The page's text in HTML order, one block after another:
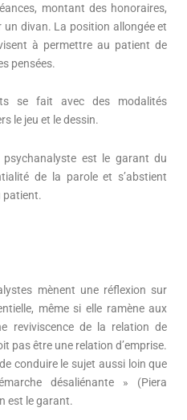
montant des honoraires,
divan. La position allongée et
à permettre au patient de
pensées.
se fait avec des modalités
le jeu et le dessin.
est le garant du
de la parole et s’abstient
patient.
mènent une réflexion sur
même si elle ramène aux
reviviscence de la relation de
pas être une relation d’emprise.
conduire le sujet aussi loin que
désaliénante » (Piera
est le garant.